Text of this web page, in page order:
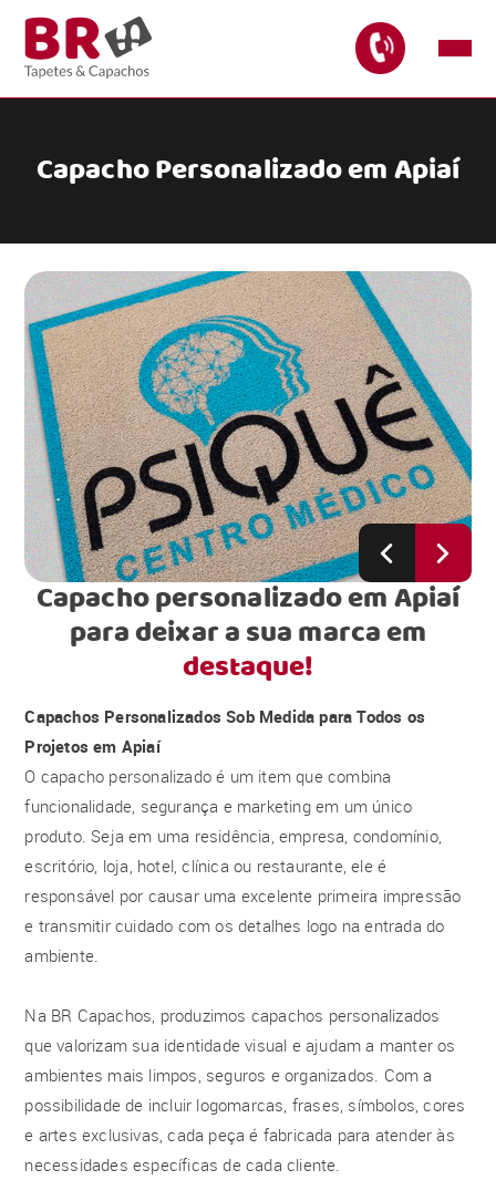
Capacho Personalizado em Apiaí
Capacho personalizado em Apiaí
para deixar a sua marca em
destaque!
Capachos Personalizados Sob Medida para Todos os
Projetos em Apiaí
O capacho personalizado é um item que combina
funcionalidade, segurança e marketing em um único
produto. Seja em uma residência, empresa, condomínio,
escritório, loja, hotel, clínica ou restaurante, ele é
responsável por causar uma excelente primeira impressão
e transmitir cuidado com os detalhes logo na entrada do
ambiente.
Na BR Capachos, produzimos capachos personalizados
que valorizam sua identidade visual e ajudam a manter os
ambientes mais limpos, seguros e organizados. Com a
possibilidade de incluir logomarcas, frases, símbolos, cores
e artes exclusivas, cada peça é fabricada para atender às
necessidades específicas de cada cliente.